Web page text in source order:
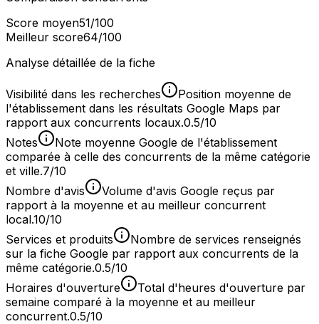
Score moyen51/100
Meilleur score64/100
Analyse détaillée de la fiche
Visibilité dans les recherches
Position moyenne de
l'établissement dans les résultats Google Maps par
rapport aux concurrents locaux.0.5/10
Notes
Note moyenne Google de l'établissement
comparée à celle des concurrents de la même catégorie
et ville.7/10
Nombre d'avis
Volume d'avis Google reçus par
rapport à la moyenne et au meilleur concurrent
local.10/10
Services et produits
Nombre de services renseignés
sur la fiche Google par rapport aux concurrents de la
même catégorie.0.5/10
Horaires d'ouverture
Total d'heures d'ouverture par
semaine comparé à la moyenne et au meilleur
concurrent.0.5/10